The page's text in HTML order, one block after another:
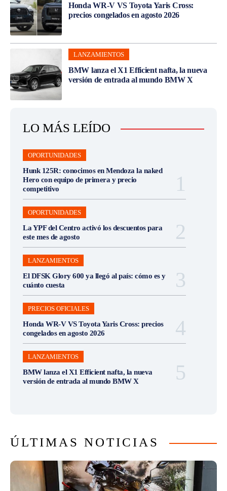
Honda WR-V VS Toyota Yaris Cross:
precios congelados en agosto 2026
LANZAMIENTOS
BMW lanza el X1 Efficient nafta, la nueva
versión de entrada al mundo BMW X
LO MÁS LEÍDO
OPORTUNIDADES
Hunk 125R: conocimos en Mendoza la naked
Hero con equipo de primera y precio
competitivo
OPORTUNIDADES
La YPF del Centro activó los descuentos para
este mes de agosto
LANZAMIENTOS
El DFSK Glory 600 ya llegó al país: cómo es y
cuánto cuesta
PRECIOS OFICIALES
Honda WR-V VS Toyota Yaris Cross: precios
congelados en agosto 2026
LANZAMIENTOS
BMW lanza el X1 Efficient nafta, la nueva
versión de entrada al mundo BMW X
ÚLTIMAS NOTICIAS